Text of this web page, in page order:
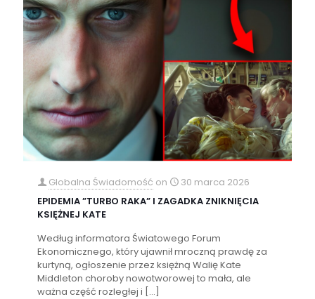
Globalna Świadomość on
30 marca 2026
EPIDEMIA ”TURBO RAKA” I ZAGADKA ZNIKNIĘCIA
KSIĘŻNEJ KATE
Według informatora Światowego Forum
Ekonomicznego, który ujawnił mroczną prawdę za
kurtyną, ogłoszenie przez księżną Walię Kate
Middleton choroby nowotworowej to mała, ale
ważna część rozległej i […]